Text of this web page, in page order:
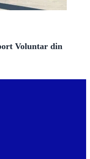
Voluntar din